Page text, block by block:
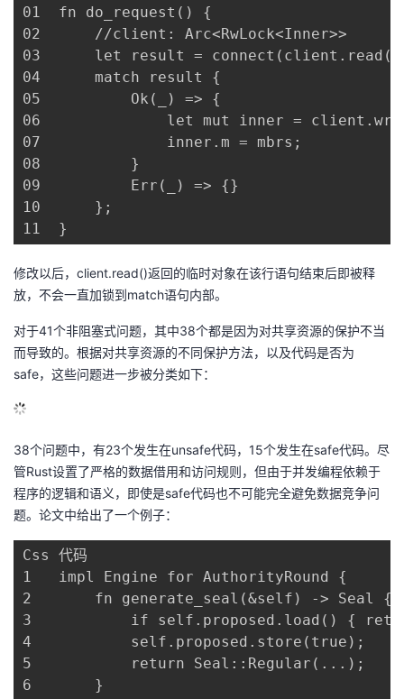
01	fn do_request() {
02	    //client: Arc<RwLock<Inner>>
03	    let result = connect(client.read().unwrap().m);
04	    match result {
05	        Ok(_) => {
06	            let mut inner = client.write().unwrap();
07	            inner.m = mbrs;
08	        }
09	        Err(_) => {}
10	    };
11	}
修改以后，client.read()返回的临时对象在该行语句结束后即被释
放，不会一直加锁到match语句内部。
对于41个非阻塞式问题，其中38个都是因为对共享资源的保护不当
而导致的。根据对共享资源的不同保护方法，以及代码是否为
safe，这些问题进一步被分类如下：
38个问题中，有23个发生在unsafe代码，15个发生在safe代码。尽
管Rust设置了严格的数据借用和访问规则，但由于并发编程依赖于
程序的逻辑和语义，即使是safe代码也不可能完全避免数据竞争问
题。论文中给出了一个例子：
Css 代码
1	impl Engine for AuthorityRound {
2	    fn generate_seal(&self) -> Seal {
3	        if self.proposed.load() { return Seal::None; }
4	        self.proposed.store(true);
5	        return Seal::Regular(...);
6	    }